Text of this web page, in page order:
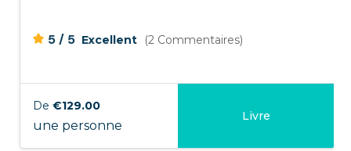
5 /5 Excellent (2 Commentaires)
De €129.00
une personne
Livre